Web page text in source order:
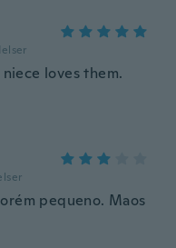
loves them.
pequeno. Maos